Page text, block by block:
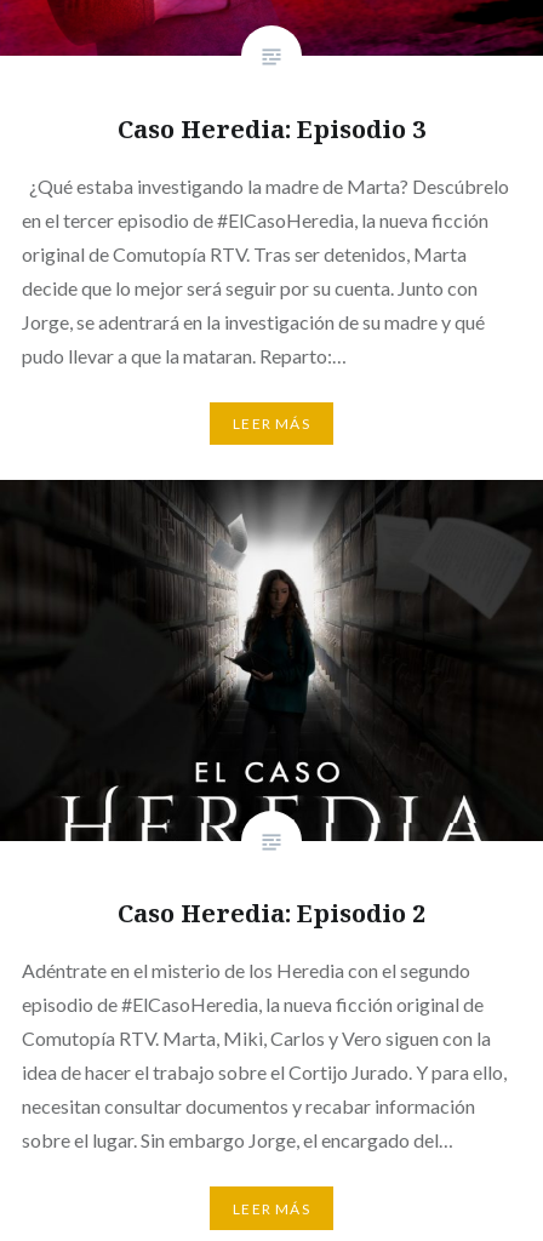
Caso Heredia: Episodio 3
¿Qué estaba investigando la madre de Marta? Descúbrelo
en el tercer episodio de #ElCasoHeredia, la nueva ficción
original de Comutopía RTV. Tras ser detenidos, Marta
decide que lo mejor será seguir por su cuenta. Junto con
Jorge, se adentrará en la investigación de su madre y qué
pudo llevar a que la mataran. Reparto:…
LEER MÁS
Caso Heredia: Episodio 2
Adéntrate en el misterio de los Heredia con el segundo
episodio de #ElCasoHeredia, la nueva ficción original de
Comutopía RTV. Marta, Miki, Carlos y Vero siguen con la
idea de hacer el trabajo sobre el Cortijo Jurado. Y para ello,
necesitan consultar documentos y recabar información
sobre el lugar. Sin embargo Jorge, el encargado del…
LEER MÁS